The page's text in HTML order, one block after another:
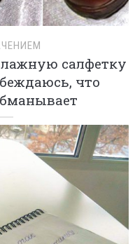
салфетку
что